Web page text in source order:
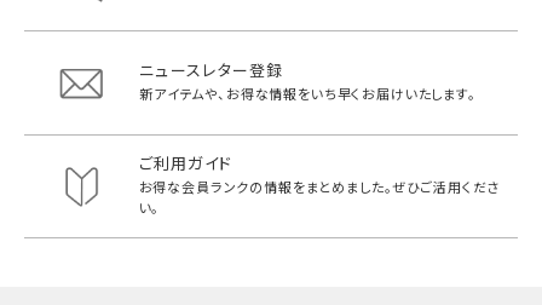
ニュースレター登録
新アイテムや、お得な情報をいち早く お届けいたします。
ご利用ガイド
お得な会員ランクの情報をまとめました。ぜひご活用くださ
い。